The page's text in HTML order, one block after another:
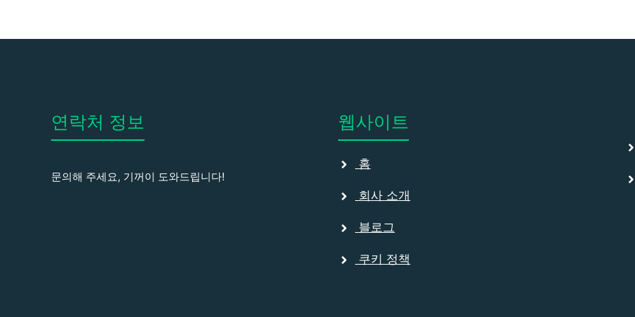
연락처 정보
문의해 주세요, 기꺼이 도와드립니다!
웹사이트
홈
회사 소개
블로그
쿠키 정책